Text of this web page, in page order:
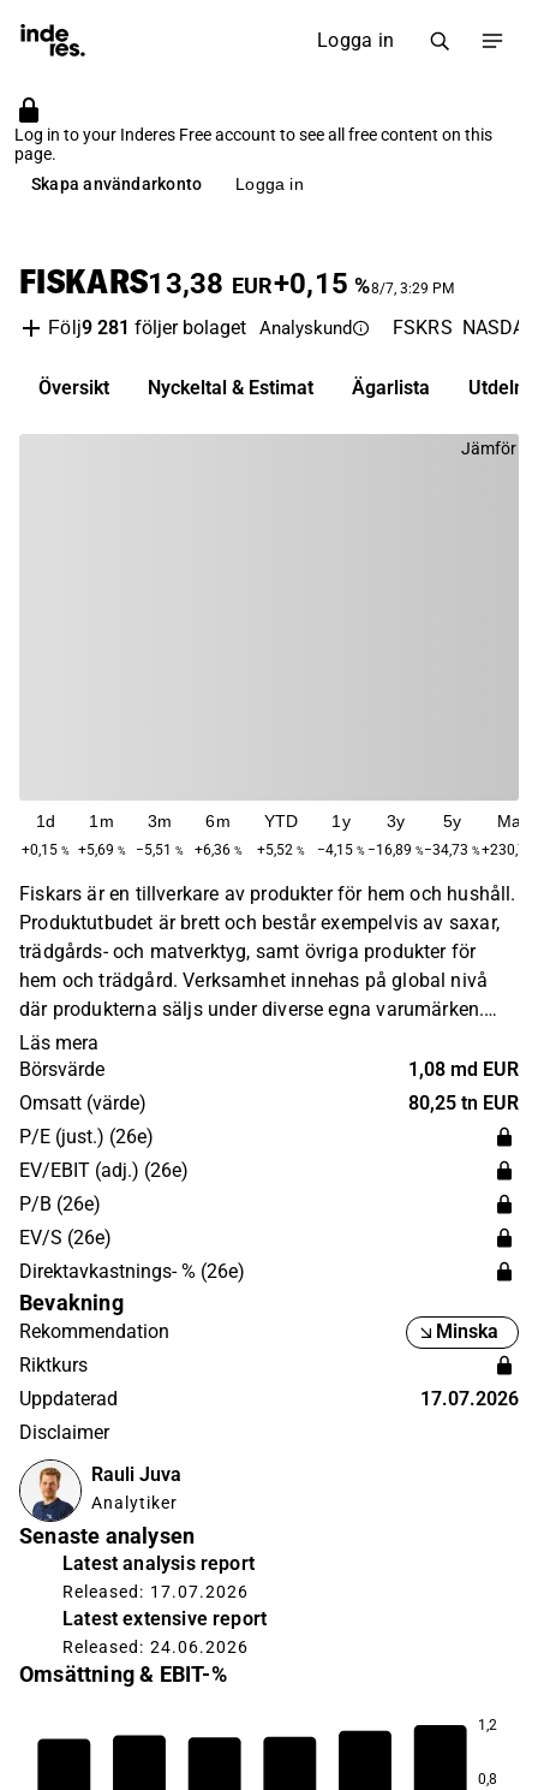
Logga in
Log in to your Inderes Free account to see all free content on this
page.
Skapa användarkonto
Logga in
FISKARS13,38 EUR+0,15 %8/7, 3:29 PM
Följ9 281 följer bolaget Analyskund FSKRS
Översikt Nyckeltal & Estimat Ägarlista
Jämför
1d
+0,15 %
1m
+5,69 %
3m
−5,51 %
6m
+6,36 %
YTD
+5,52 %
1y
−4,15 %
3y
−16,89 %
5y
−34,73 %
Max
+230,73
Fiskars är en tillverkare av produkter för hem och hushåll.
Produktutbudet är brett och består exempelvis av saxar,
trädgårds- och matverktyg, samt övriga produkter för
hem och trädgård. Verksamhet innehas på global nivå
där produkterna säljs under diverse egna varumärken.
Störst verksamhet återfinns inom den europeiska
marknaden. Huvudkontoret ligger i Helsingfors.
Läs mera
Börsvärde
1,08 md EUR
Omsatt (värde)
80,25 tn EUR
P/E (just.) (26e)
EV/EBIT (adj.) (26e)
P/B (26e)
EV/S (26e)
Direktavkastnings- % (26e)
Bevakning
Rekommendation
Minska
Riktkurs
Uppdaterad
17.07.2026
Disclaimer
Rauli Juva
Analytiker
Senaste analysen
Latest analysis report
Released: 17.07.2026
Latest extensive report
Released: 24.06.2026
Omsättning & EBIT-%
1,2
0,8